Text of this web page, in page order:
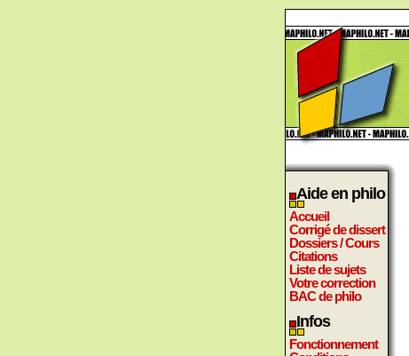
Aide en philo
Accueil
Corrigé de dissert
Dossiers / Cours
Citations
Liste de sujets
Votre correction
BAC de philo
Infos
Fonctionnement